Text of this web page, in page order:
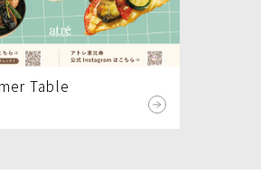
Table